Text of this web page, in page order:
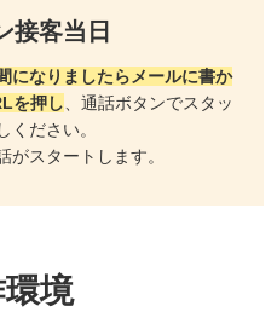
接客当日
になりましたらメールに書か
を押し、通話ボタンでスタッ
ください。
がスタートします。
境